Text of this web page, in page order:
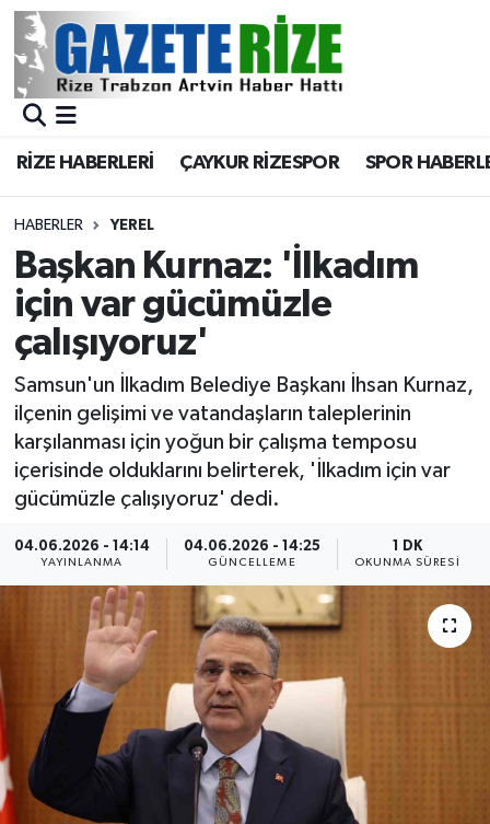
RİZE HABERLERİ ÇAYKUR RİZESPOR SPOR
HABERLER YEREL
Başkan Kurnaz: 'İlkadım
için var gücümüzle
çalışıyoruz'
Samsun'un İlkadım Belediye Başkanı İhsan Kurnaz,
ilçenin gelişimi ve vatandaşların taleplerinin
karşılanması için yoğun bir çalışma temposu
içerisinde olduklarını belirterek, 'İlkadım için var
gücümüzle çalışıyoruz' dedi.
04.06.2026 - 14:14
YAYINLANMA
04.06.2026 - 14:25
GÜNCELLEME
1 DK
OKUNMA SÜRESI
BÖLGEMİZ
Asayiş
Rize Jandarma Komutanlığı
Bilim Teknoloji
Bölge
Advertising news
Canlı Maç
Dış Haberler
Dünya
EĞİTİM
EKONOMİ
English News
Merkez Nöbetçi Eczaneler
Merkez Trafik Yoğunluk Haritası
Süper Lig Puan Durumu ve Fikstür
Tüm Manşetler
Son Dakika Haberleri
Haber Arşivi